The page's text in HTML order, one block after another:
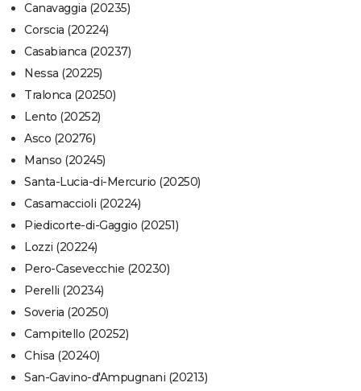
Canavaggia (20235)
Corscia (20224)
Casabianca (20237)
Nessa (20225)
Tralonca (20250)
Lento (20252)
Asco (20276)
Manso (20245)
Santa-Lucia-di-Mercurio (20250)
Casamaccioli (20224)
Piedicorte-di-Gaggio (20251)
Lozzi (20224)
Pero-Casevecchie (20230)
Perelli (20234)
Soveria (20250)
Campitello (20252)
Chisa (20240)
San-Gavino-d'Ampugnani (20213)